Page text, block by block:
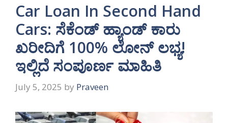
Car Loan In Second Hand
Cars: ಸೆಕೆಂಡ್ ಹ್ಯಾಂಡ್ ಕಾರು
ಖರೀದಿಗೆ 100% ಲೋನ್ ಲಭ್ಯ!
ಇಲ್ಲಿದೆ ಸಂಪೂರ್ಣ ಮಾಹಿತಿ
July 5, 2025 by Praveen